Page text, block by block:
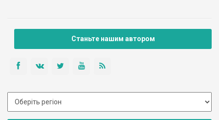
Станьте нашим автором